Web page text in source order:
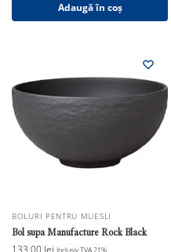
Adaugă în coș
BOLURI PENTRU MUESLI
Bol supa Manufacture Rock Black
133,00 lei